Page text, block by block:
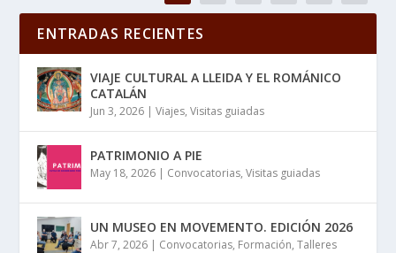
ENTRADAS RECIENTES
VIAJE CULTURAL A LLEIDA Y EL ROMÁNICO
CATALÁN
Jun 3, 2026 |Viajes,Visitas guiadas
PATRIMONIO A PIE
May 18, 2026 | Convocatorias,Visitas guiadas
UN MUSEO EN MOVEMENTO. EDICIÓN 2026
Abr 7, 2026 | Convocatorias, Formación,Talleres